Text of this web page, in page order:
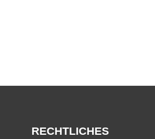
RECHTLICHES